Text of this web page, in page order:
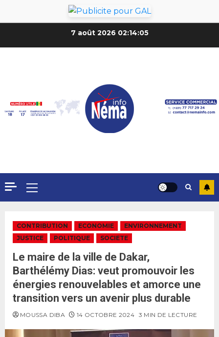
7 août 2026 02:14:07
CONTRIBUTION ECONOMIE
ENVIRONNEMENT
JUSTICE
POLITIQUE SOCIETE
Le maire de la ville de Dakar,
Barthélémy Dias: veut promouvoir les
énergies renouvelables et amorce une
transition vers un avenir plus durable
MOUSSA DIBA 14 OCTOBRE 2024 3 MIN DE LECTURE